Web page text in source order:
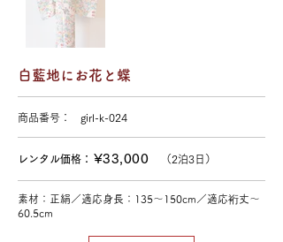
白藍地にお花と蝶
girl-k-024
商品番号：
（2泊3日）
¥33,000
レンタル価格：
素材：正絹／適応身長：135〜150cm／適応裄丈〜
60.5cm